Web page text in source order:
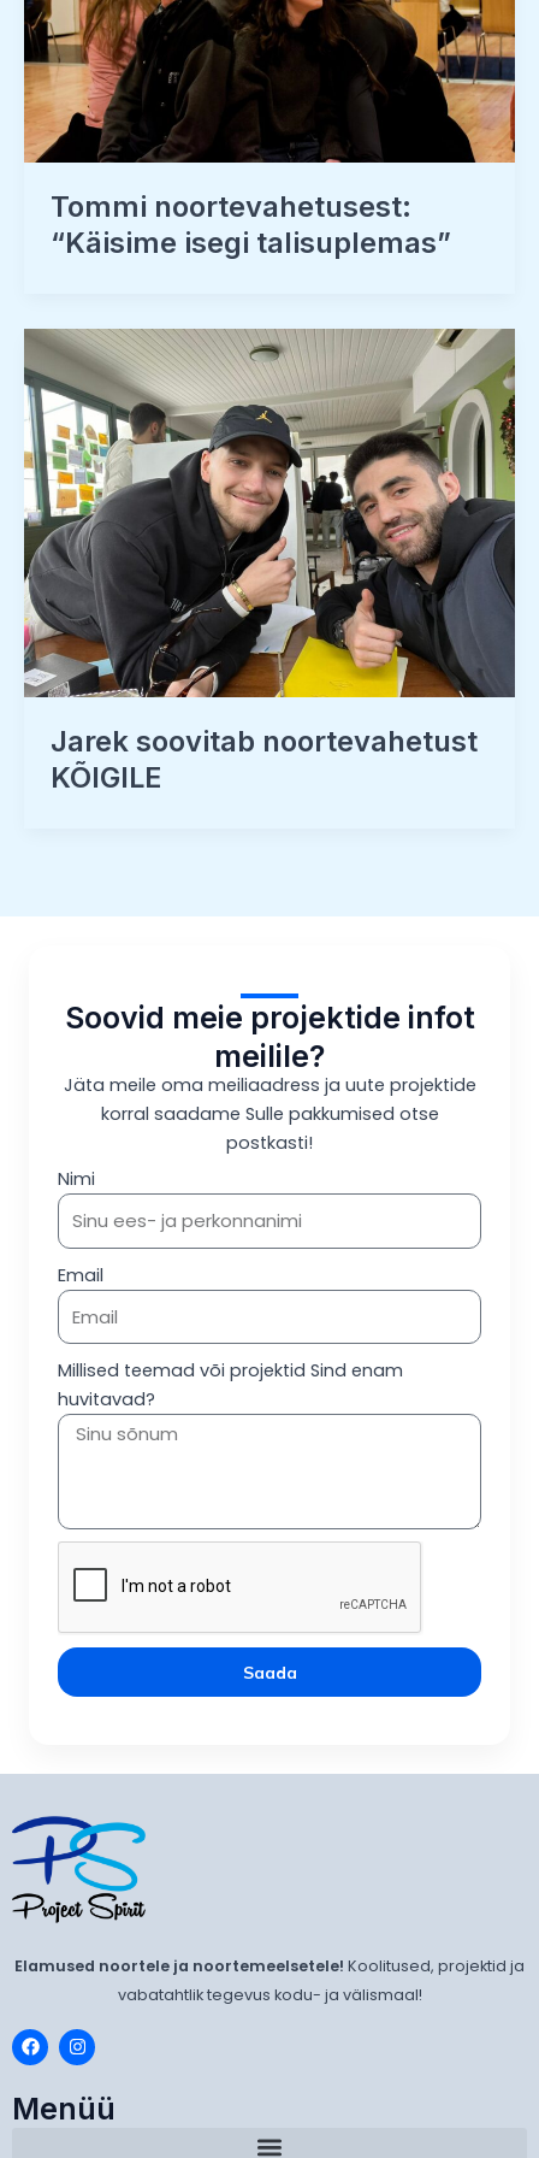
Tommi noortevahetusest:
“Käisime isegi talisuplemas”​
Jarek soovitab noortevahetust
KÕIGILE
Soovid meie projektide infot
meilile?
Jäta meile oma meiliaadress ja uute projektide
korral saadame Sulle pakkumised otse
postkasti!
Nimi
Email
Millised teemad või projektid Sind enam
huvitavad?
Saada
Elamused noortele ja noortemeelsetele! Koolitused, projektid ja
vabatahtlik tegevus kodu- ja välismaal!
F
a
c
b
o
I
n
s
t
a
g
Menüü